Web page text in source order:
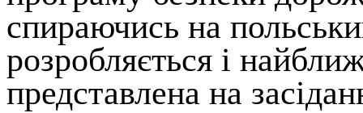
спираючись на
розробляється і
представлена на